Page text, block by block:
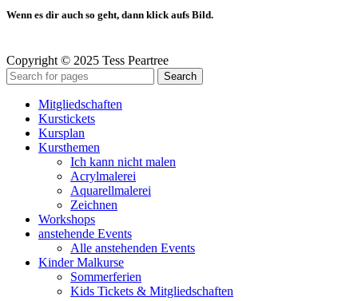
Wenn es dir auch so geht, dann klick aufs Bild.
Copyright © 2025 Tess Peartree
Search
Mitgliedschaften
Kurstickets
Kursplan
Kursthemen
Ich kann nicht malen
Acrylmalerei
Aquarellmalerei
Zeichnen
Workshops
anstehende Events
Alle anstehenden Events
Kinder Malkurse
Sommerferien
Kids Tickets & Mitgliedschaften